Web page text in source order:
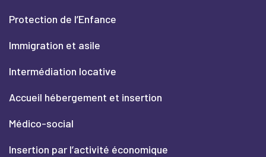
Protection de l’Enfance
Immigration et asile
Intermédiation locative
Accueil hébergement et insertion
Médico-social
Insertion par l’activité économique